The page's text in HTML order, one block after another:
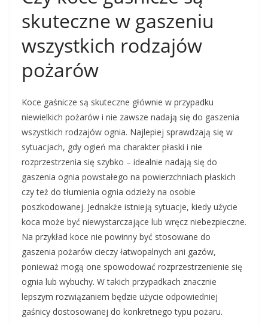
skuteczne w gaszeniu
wszystkich rodzajów
pożarów
Koce gaśnicze są skuteczne głównie w przypadku
niewielkich pożarów i nie zawsze nadają się do gaszenia
wszystkich rodzajów ognia. Najlepiej sprawdzają się w
sytuacjach, gdy ogień ma charakter płaski i nie
rozprzestrzenia się szybko – idealnie nadają się do
gaszenia ognia powstałego na powierzchniach płaskich
czy też do tłumienia ognia odzieży na osobie
poszkodowanej. Jednakże istnieją sytuacje, kiedy użycie
koca może być niewystarczające lub wręcz niebezpieczne.
Na przykład koce nie powinny być stosowane do
gaszenia pożarów cieczy łatwopalnych ani gazów,
ponieważ mogą one spowodować rozprzestrzenienie się
ognia lub wybuchy. W takich przypadkach znacznie
lepszym rozwiązaniem będzie użycie odpowiedniej
gaśnicy dostosowanej do konkretnego typu pożaru.